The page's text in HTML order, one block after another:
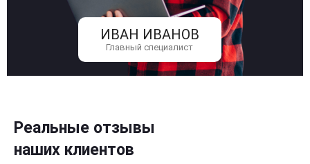
ИВАН ИВАНОВ
Главный специалист
Реальные отзывы
наших клиентов